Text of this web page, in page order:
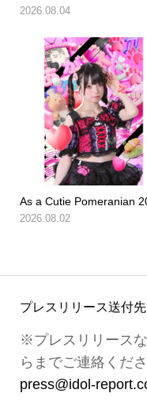
2026.08.04
As a Cutie Pomeranian
2026.08.02
プレスリリース送付先
※プレスリリース
らまでご連絡くださ
press@idol-